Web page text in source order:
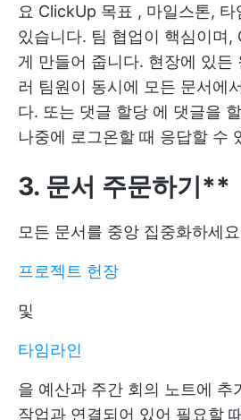
요 ClickUp 목표 , 마일스톤,
있습니다. 팀 협업이 핵심이며,
게 만들어 줍니다. 현장에 있든
러 팀원이 동시에 모든 문서에
다. 또는 댓글 할당 에 댓글을
나중에 로그온할 때 응답할 수
3. 문서 주문하기**
모든 문서를 중앙 집중화하세요
프로젝트 헌장
및
타임라인
을 예산과 주간 회의 노트에 추
작업과 연결되어 있어 필요할